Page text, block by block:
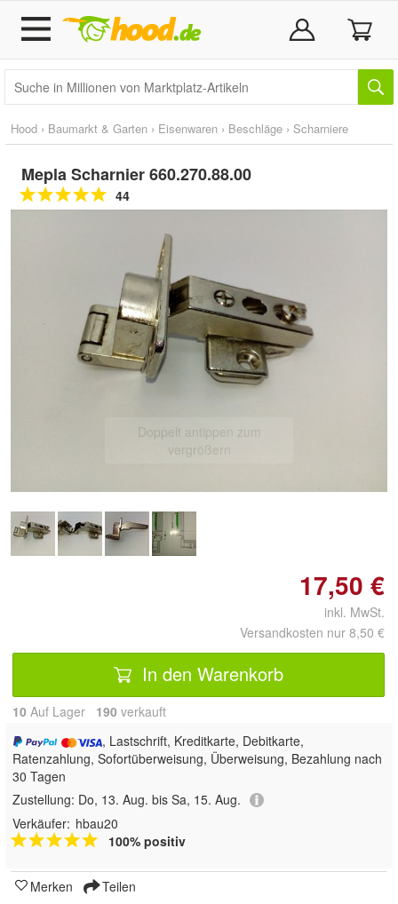
Hood › Baumarkt & Garten › Eisenwaren › Beschläge › Scharniere
Mepla Scharnier 660.270.88.00
44
Doppelt antippen zum
vergrößern
17,50 €
inkl. MwSt.
Versandkosten nur 8,50 €
In den Warenkorb
10 Auf Lager 190 verkauft
, Lastschrift, Kreditkarte, Debitkarte,
Ratenzahlung, Sofortüberweisung, Überweisung, Bezahlung nach
30 Tagen
Zustellung: Do, 13. Aug. bis Sa, 15. Aug.
Verkäufer: hbau20
100% positiv
Merken Teilen